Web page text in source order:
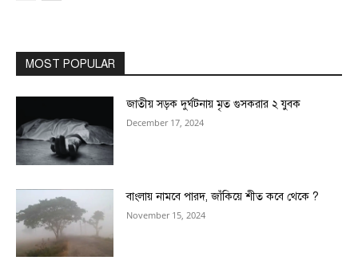
MOST POPULAR
জাতীয় সড়ক দুর্ঘটনায় মৃত গুসকরার ২ যুবক
December 17, 2024
বাংলায় নামবে পারদ, জাঁকিয়ে শীত কবে থেকে ?
November 15, 2024